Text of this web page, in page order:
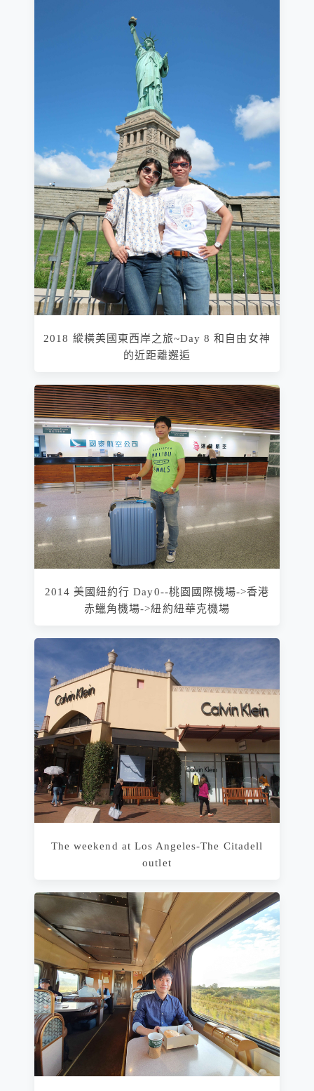
2018 縱橫美國東西岸之旅~Day 8 和自由女神
的近距離邂逅
2014 美國紐約行 Day0--桃園國際機場->香港
赤鱲角機場->紐約紐華克機場
The weekend at Los Angeles-The Citadell
outlet